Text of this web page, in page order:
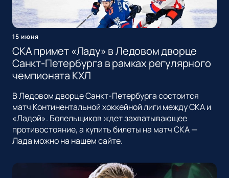
15 июня
СКА примет «Ладу» в Ледовом дворце
Санкт-Петербурга в рамках регулярного
чемпионата КХЛ
В Ледовом дворце Санкт-Петербурга состоится
матч Континентальной хоккейной лиги между СКА и
«Ладой». Болельщиков ждет захватывающее
противостояние, а купить билеты на матч СКА —
Лада можно на нашем сайте.